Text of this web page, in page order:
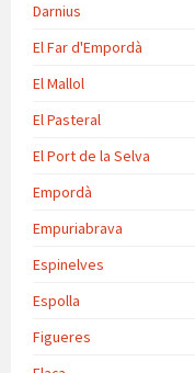
Darnius
El Far d'Empordà
El Mallol
El Pasteral
El Port de la Selva
Empordà
Empuriabrava
Espinelves
Espolla
Figueres